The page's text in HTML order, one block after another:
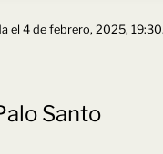
el 4 de febrero, 2025,
Santo